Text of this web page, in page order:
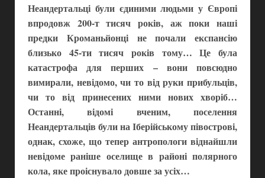
Неандертальці були єдиними людьми у Європі
впродовж 200-т тисяч років, аж поки наші
предки Кроманьйонці не почали експансію
близько 45-ти тисяч років тому… Це була
катастрофа для перших – вони повсюдно
вимирали, невідомо, чи то від руки прибульців,
чи то від принесених ними нових хворіб…
Останні, відомі вченим, поселення
Неандертальців були на Іберійському півострові,
однак, схоже, що тепер антропологи віднайшли
невідоме раніше оселище в районі полярного
кола, яке проіснувало довше за усіх…